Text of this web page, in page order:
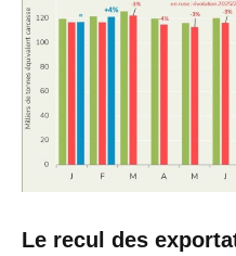
Le recul des